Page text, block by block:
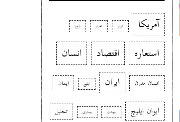
آمریکا ابزار اخبار اروپا
استعاره اقتصاد انسان
انسان مدرن ایران ایلیچ ایمان
ایوان ایلیچ بهشت بیماری تحلیل